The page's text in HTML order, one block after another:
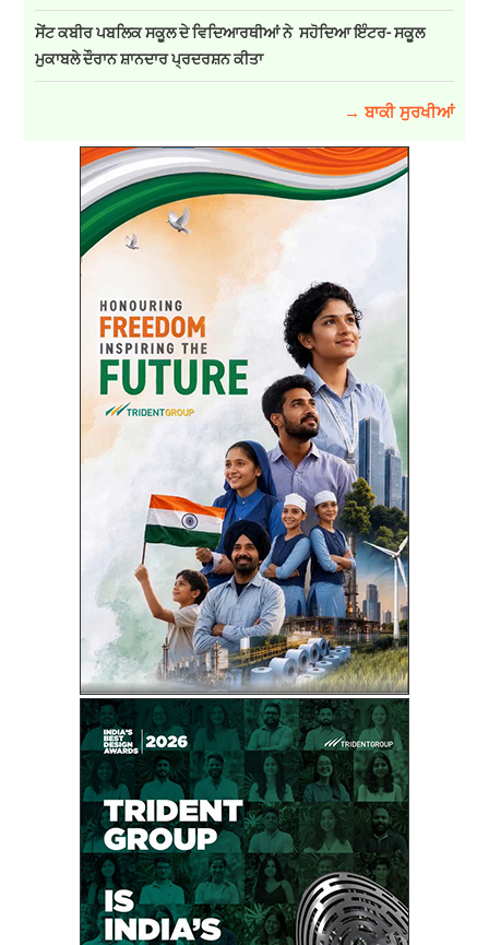
ਸੇਂਟ ਕਬੀਰ ਪਬਲਿਕ ਸਕੂਲ ਦੇ ਵਿਦਿਆਰਥੀਆਂ ਨੇ ਸਹੋਦਿਆ ਇੰਟਰ- ਸਕੂਲ
ਮੁਕਾਬਲੇ ਦੌਰਾਨ ਸ਼ਾਨਦਾਰ ਪ੍ਰਦਰਸ਼ਨ ਕੀਤਾ
→ ਬਾਕੀ ਸੁਰਖੀਆਂ